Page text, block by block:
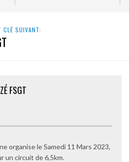
CLÉ SUIVANT:
FSGT
organise le Samedi 11 Mars 2023,
un circuit de 6,5km.